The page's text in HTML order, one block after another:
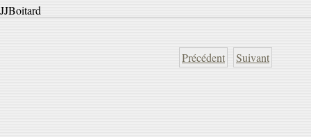
JJBoitard
Précédent Suivant